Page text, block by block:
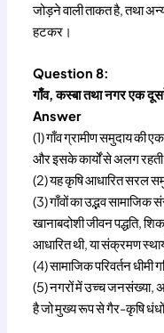
जोड़ने वाली ताकत है, तथा
हटकर।
Question 8:
गाँव, कस्बा तथा नगर एक
Answer
(1) गाँव ग्रामीण समुदाय की
और इसके कार्यों से अलग
(2) यह कृषि आधारित सरल
(3) गाँवों का उद्भव सामाजिक
खानाबदोशी जीवन पद्धति,
आधारित थी, या संक्रमण
(4) सामाजिक परिवर्तन धीमी
(5) नगरों में उच्च जनसंख्या,
है जो मुख्य रूप से गैर-कृषि